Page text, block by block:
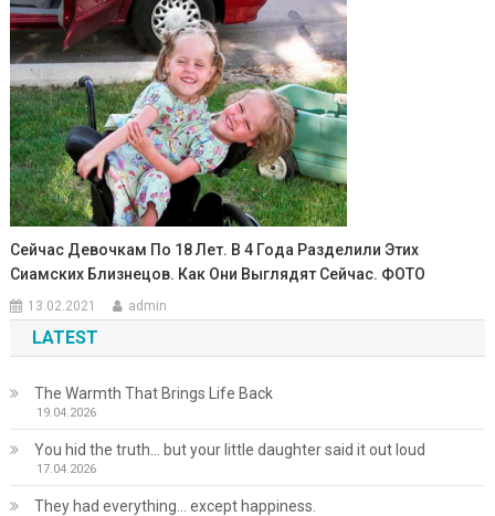
Сейчас Девочкам По 18 Лет. В 4 Года Разделили Этих
Сиамских Близнецов. Как Они Выглядят Сейчас. ФОТО
13.02.2021 admin
LATEST
The Warmth That Brings Life Back
19.04.2026
You hid the truth… but your little daughter said it out loud
17.04.2026
They had everything… except happiness.